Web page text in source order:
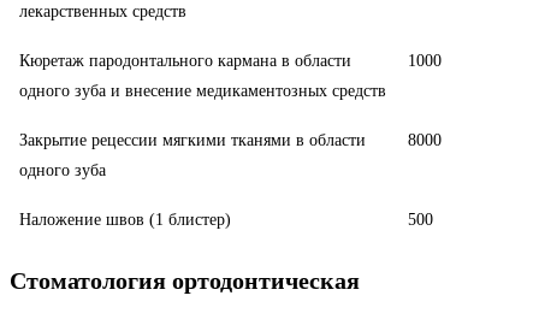
лекарственных средств
Кюретаж пародонтального кармана в области
одного зуба и внесение медикаментозных средств
1000
Закрытие рецессии мягкими тканями в области
одного зуба
8000
Наложение швов (1 блистер) 500
Стоматология ортодонтическая